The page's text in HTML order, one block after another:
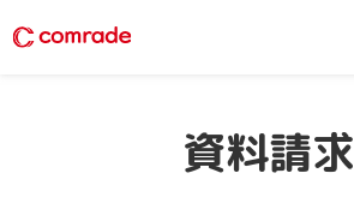
資料請求